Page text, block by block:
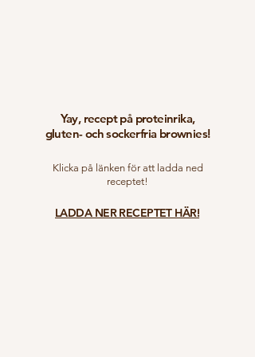
Yay, recept på proteinrika,
gluten- och sockerfria brownies!
Klicka på länken för att ladda ned
receptet!
LADDA NER RECEPTET HÄR!